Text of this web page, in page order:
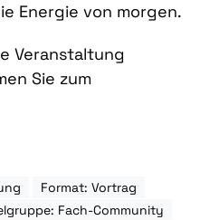
Energie von morgen.
Veranstaltung
Sie zum
Format: Vortrag
Fach-Community